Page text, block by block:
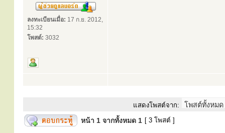
ลงทะเบียนเมื่อ: 17 ก.ย. 2012,
15:32
โพสต์: 3032
แสดงโพสต์จาก:
หน้า 1 จากทั้งหมด 1 [ 3 โพสต์ ]